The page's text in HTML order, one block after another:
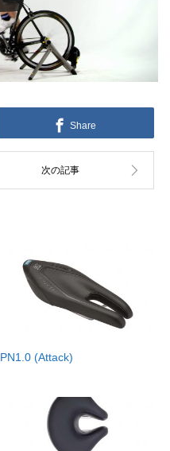
Share
PN1.0 (Attack)